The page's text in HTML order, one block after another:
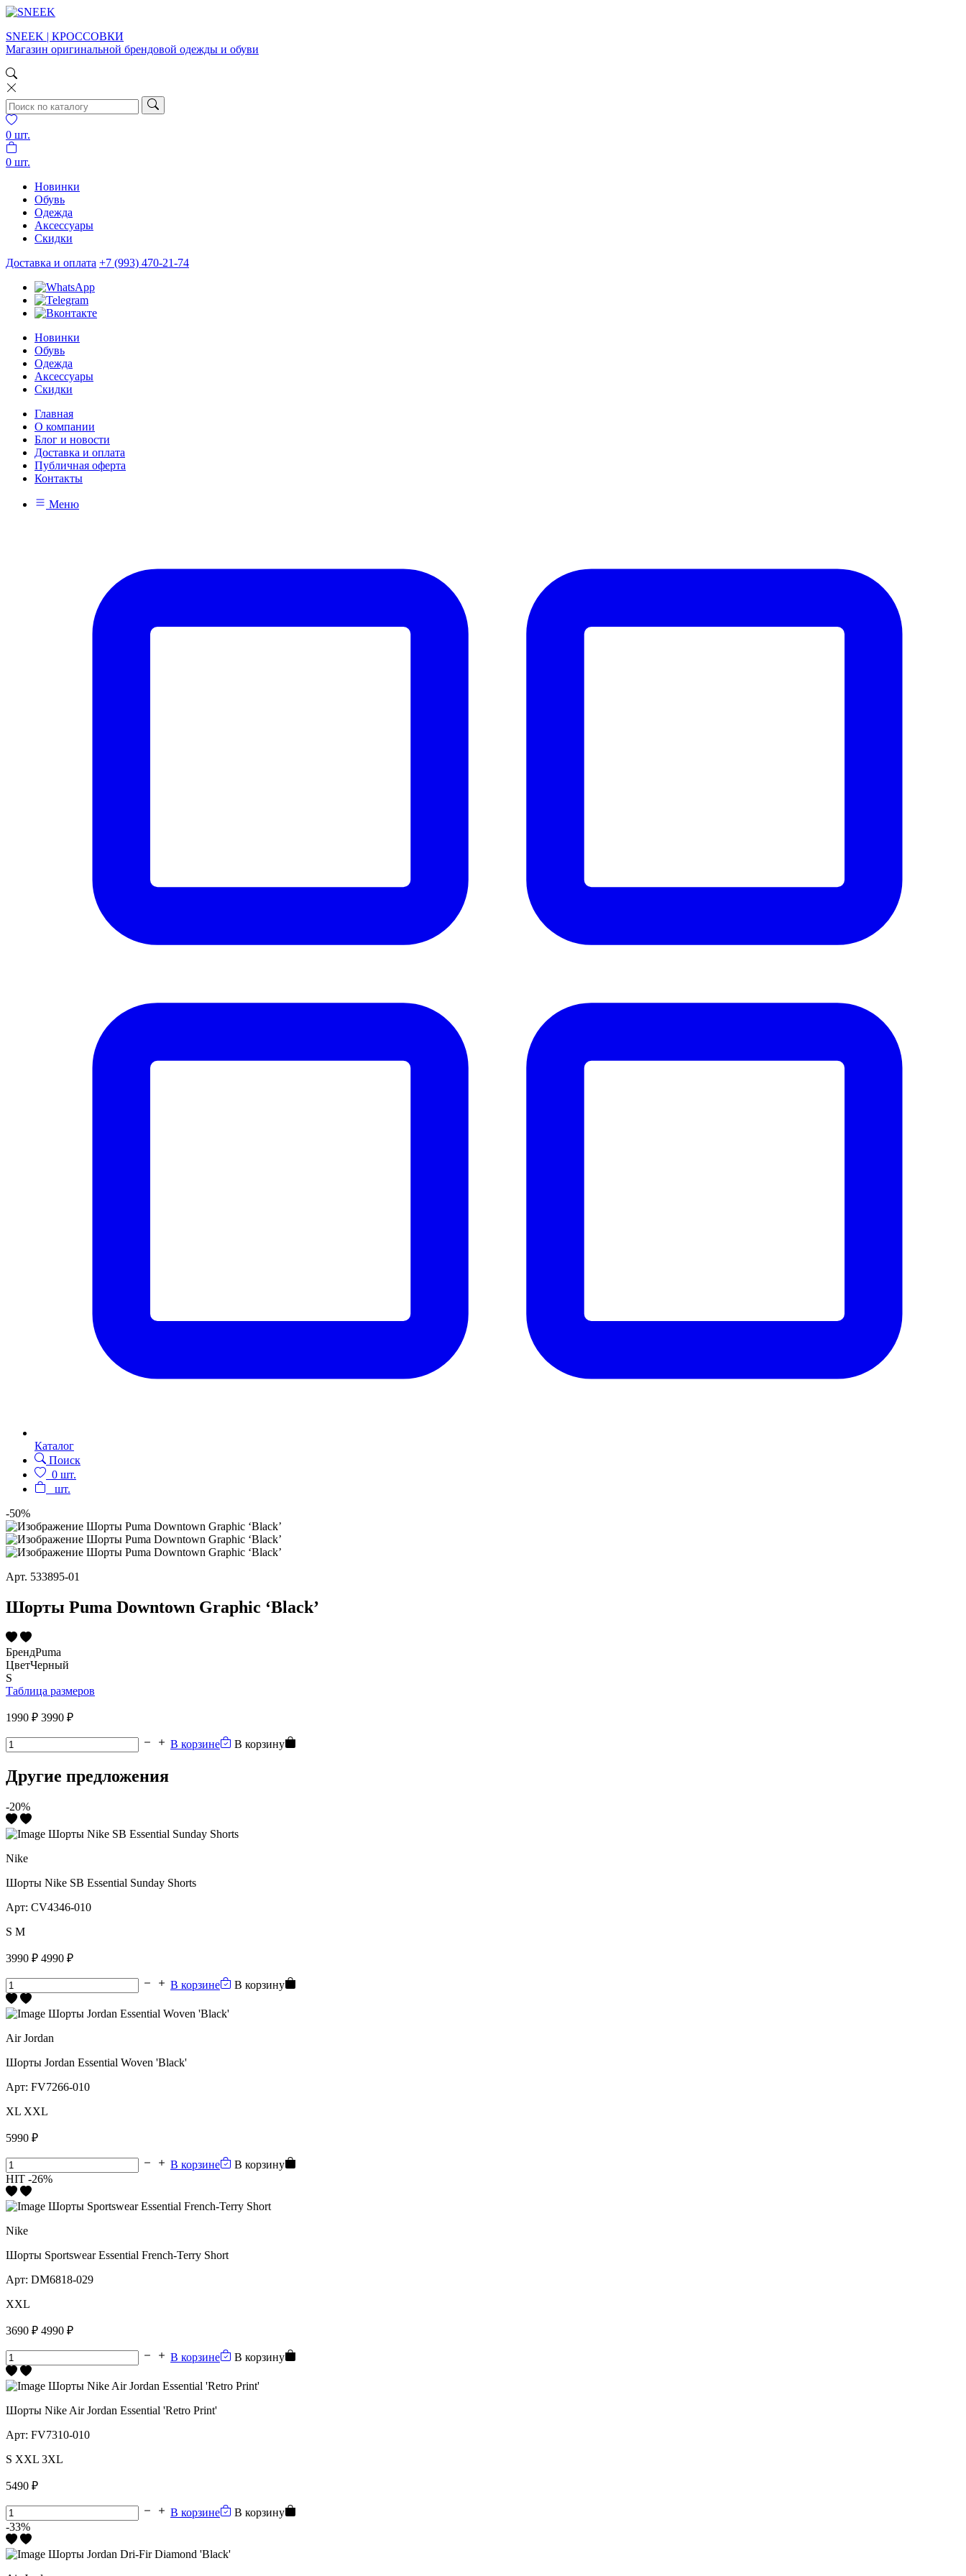
SNEEK | КРОССОВКИ
Магазин оригинальной брендовой одежды и обуви
0 шт.
0 шт.
Новинки
Обувь
Одежда
Аксессуары
Скидки
Доставка и оплата +7 (993) 470-21-74
Новинки
Обувь
Одежда
Аксессуары
Скидки
Главная
О компании
Блог и новости
Доставка и оплата
Публичная оферта
Контакты
Меню
Каталог
Поиск
0 шт.
шт.
-50%
Арт. 533895-01
Шорты Puma Downtown Graphic ‘Black’
БрендPuma
ЦветЧерный
S
Таблица размеров
1990 ₽ 3990 ₽
В корзине В корзину
Другие предложения
-20%
Nike
Шорты Nike SB Essential Sunday Shorts
Арт: CV4346-010
S M
3990 ₽ 4990 ₽
В корзине В корзину
Air Jordan
Шорты Jordan Essential Woven 'Black'
Арт: FV7266-010
XL XXL
5990 ₽
В корзине
В корзину
HIT -26%
Nike
Шорты Sportswear Essential French-Terry Short
Арт: DM6818-029
XXL
3690 ₽ 4990 ₽
В корзине В корзину
Шорты Nike Air Jordan Essential 'Retro Print'
Арт: FV7310-010
S XXL 3XL
5490 ₽
В корзине
В корзину
-33%